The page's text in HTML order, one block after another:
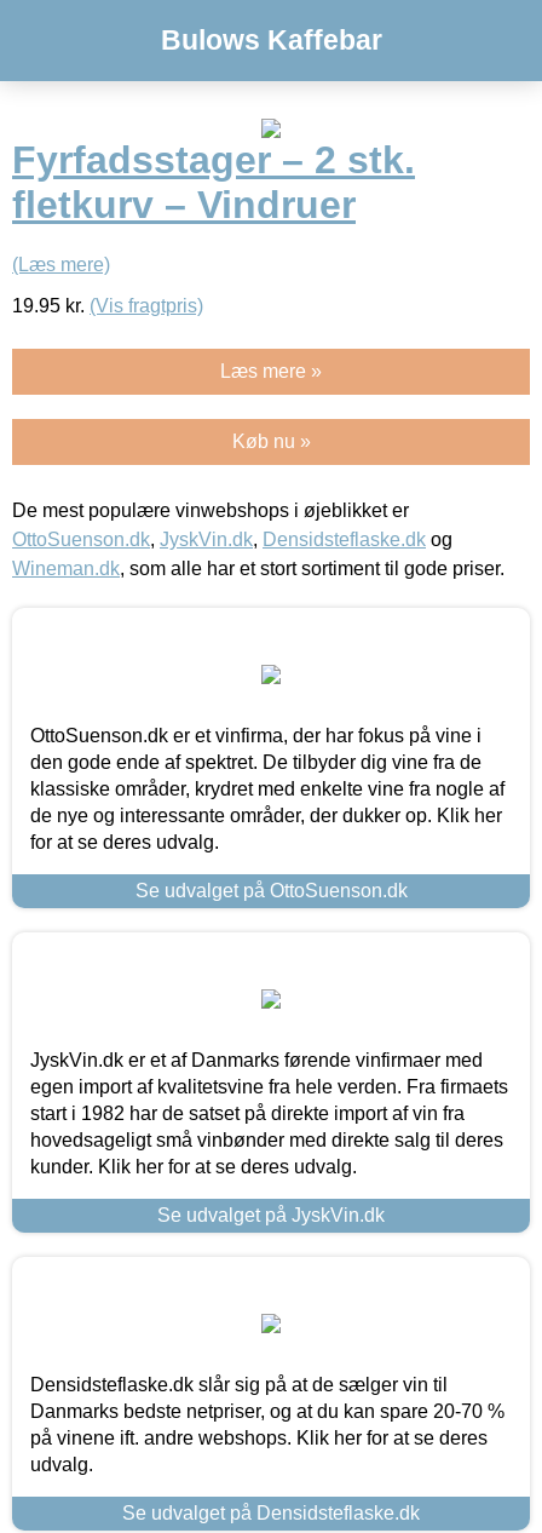
Bulows Kaffebar
Fyrfadsstager – 2 stk.
fletkurv – Vindruer
(Læs mere)
19.95 kr. (Vis fragtpris)
Læs mere »
Køb nu »
De mest populære vinwebshops i øjeblikket er
OttoSuenson.dk, JyskVin.dk, Densidsteflaske.dk og
Wineman.dk, som alle har et stort sortiment til gode priser.
OttoSuenson.dk er et vinfirma, der har fokus på vine i
den gode ende af spektret. De tilbyder dig vine fra de
klassiske områder, krydret med enkelte vine fra nogle af
de nye og interessante områder, der dukker op. Klik her
for at se deres udvalg.
Se udvalget på OttoSuenson.dk
JyskVin.dk er et af Danmarks førende vinfirmaer med
egen import af kvalitetsvine fra hele verden. Fra firmaets
start i 1982 har de satset på direkte import af vin fra
hovedsageligt små vinbønder med direkte salg til deres
kunder. Klik her for at se deres udvalg.
Se udvalget på JyskVin.dk
Densidsteflaske.dk slår sig på at de sælger vin til
Danmarks bedste netpriser, og at du kan spare 20-70 %
på vinene ift. andre webshops. Klik her for at se deres
udvalg.
Se udvalget på Densidsteflaske.dk